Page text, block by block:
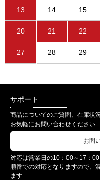
13 14 15
20 21 22
27 28 29
サポート
商品についてのご質問、在庫状
お気軽にお問い合わせください
お問
対応は営業日の10：00～17：
順番での対応となりますので、
ます